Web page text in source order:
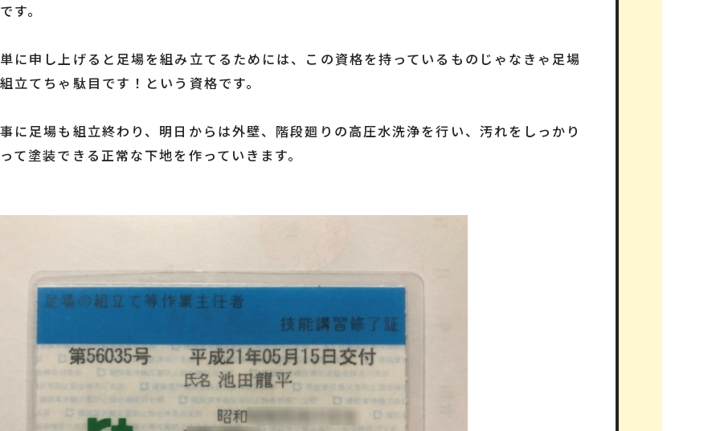
す。
に申し上げると足場を組み立てるためには、この資格を持っているものじゃなきゃ足場
立てちゃ駄目です！という資格です。
に足場も組立終わり、明日からは外壁、階段廻りの高圧水洗浄を行い、汚れをしっかり
て塗装できる正常な下地を作っていきます。